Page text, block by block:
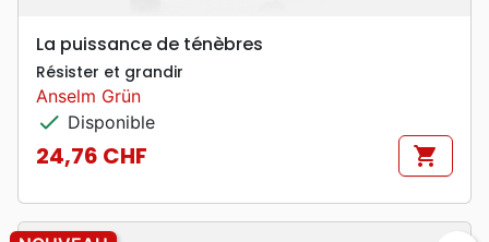
La puissance de ténèbres
Résister et grandir
Anselm Grün
check Disponible
Prix
24,76 CHF shopping_cart